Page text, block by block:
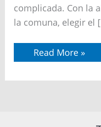
complicada. Con la
la comuna, elegir el
Mejores
Talleres
de
Read More »